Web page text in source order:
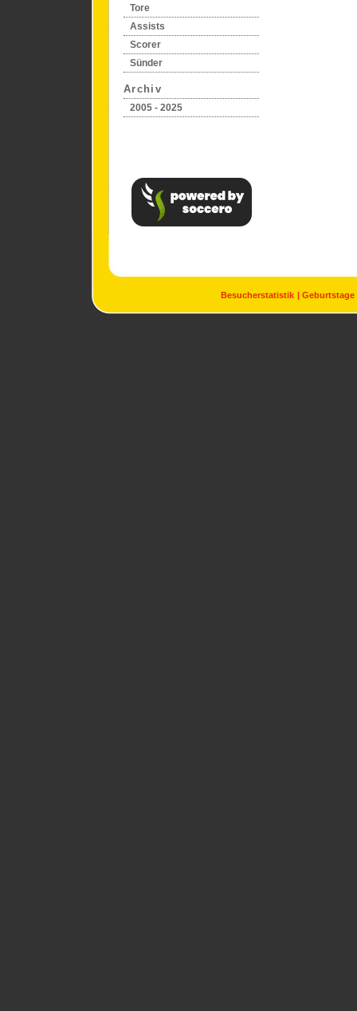
Tore
Assists
Scorer
Sünder
Archiv
2005 - 2025
Besucherstatistik Geburtstage